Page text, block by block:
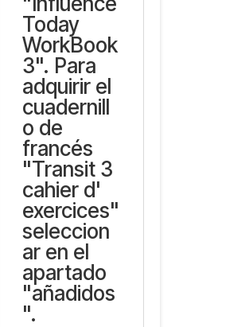
Today
WorkBook
3". Para
adquirir el
cuadernill
o de
francés
"Transit 3
cahier d'
exercices"
seleccion
ar en el
apartado
"añadidos
".